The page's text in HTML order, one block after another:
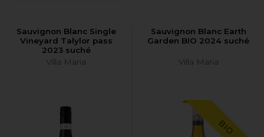
Sauvignon Blanc Single
Vineyard Talylor pass
2023 suché
Villa Maria
Sauvignon Blanc Earth
Garden BIO 2024 suché
Villa Maria
BIO